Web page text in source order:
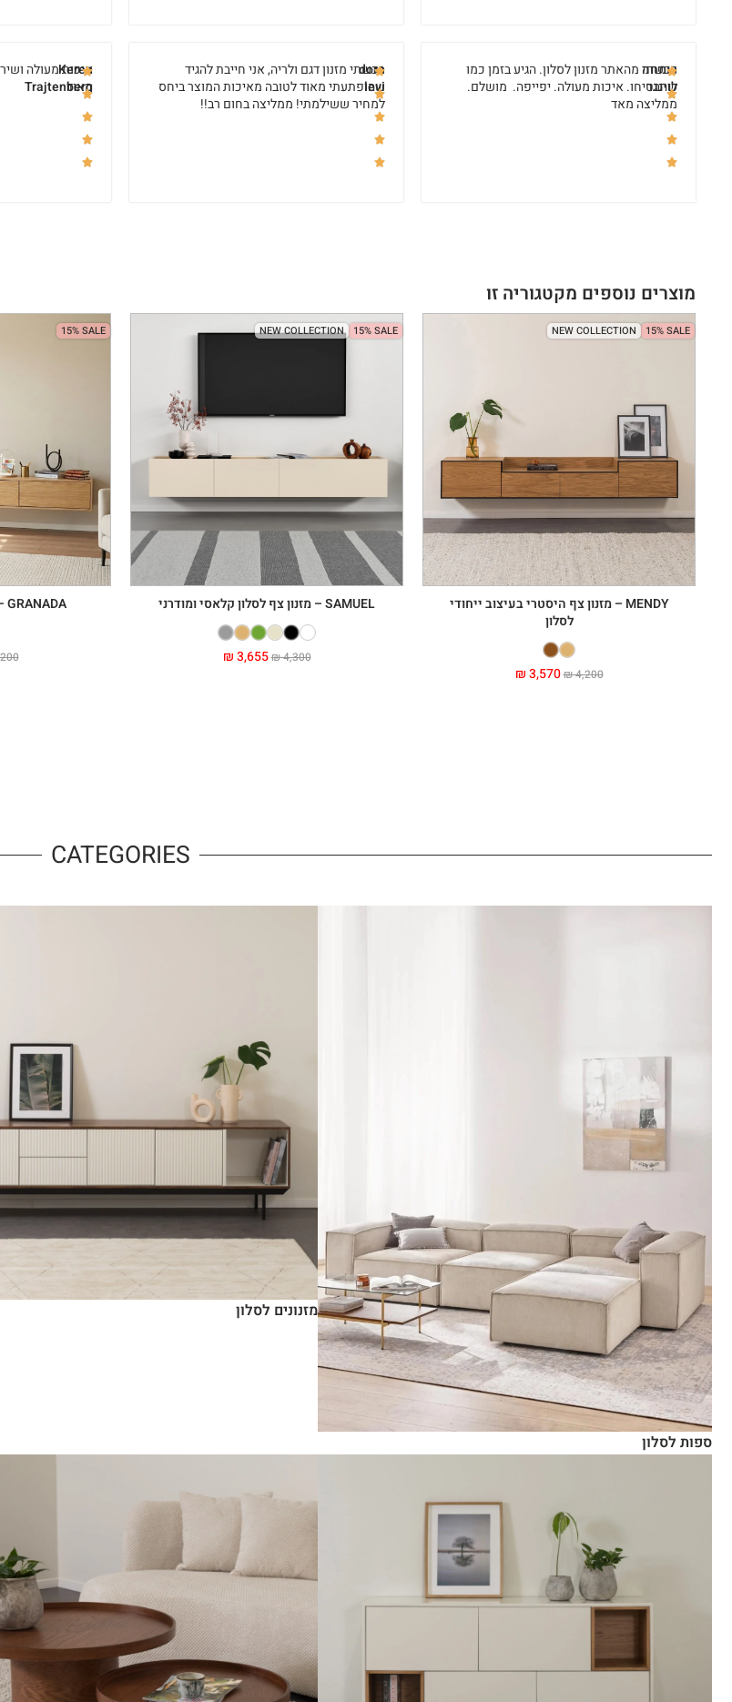
שמחה
לוינגר
רכשתי מהאתר מזנון לסלון. הגיע בזמן כמו
שהבטיחו. איכות מעולה. יפייפה. מושלם.
ממליצה מאד
dora
levi
רכשתי מזנון דגם ולריה, אני חייבת להגיד
שהופתעתי מאוד לטובה מאיכות המוצר ביחס
למחיר ששילמתי! ממליצה בחום רב!!
Keren
Trajtenberg
איכות מעולה
מאוד
מוצרים נוספים מקטגוריה זו
15% SALE
NEW COLLECTION
MENDY – מזנון צף היסטרי בעיצוב ייחודי
לסלון
₪4,200
₪3,570
15% SALE
NEW COLLECTION
SAMUEL – מזנון צף לסלון קלאסי ומודרני
₪4,300
₪3,655
15% SALE
GRANADA – מזנון צף מודרני לסלון
CATEGORIES
ספות לסלון
מזנונים לסלון